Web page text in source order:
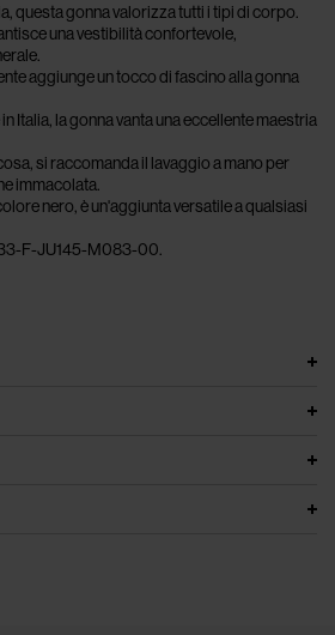
questa gonna valorizza tutti i tipi di corpo.
una vestibilità confortevole,
aggiunge un tocco di fascino alla gonna
Italia, la gonna vanta una eccellente maestria
si raccomanda il lavaggio a mano per
immacolata.
nero, è un'aggiunta versatile a qualsiasi
F-JU145-M083-00.